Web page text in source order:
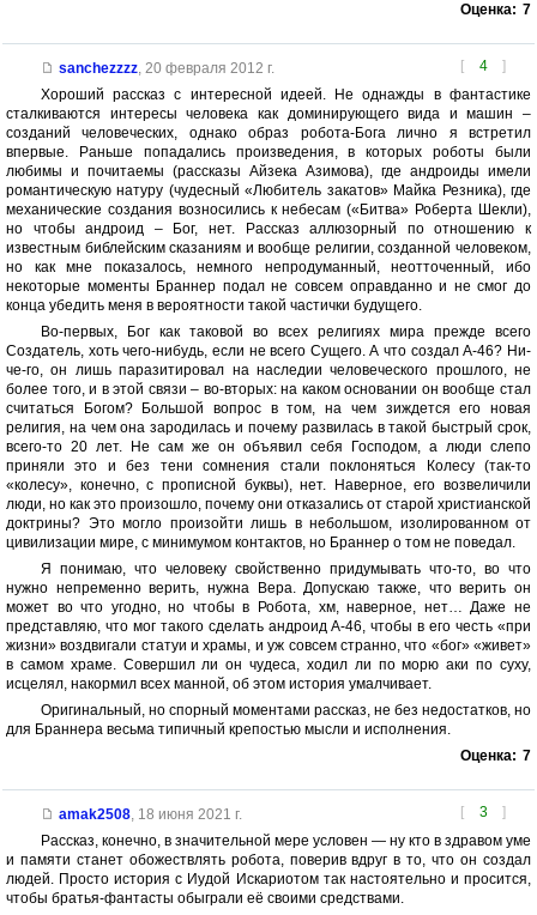
Оценка: 7
[ 4 ]
sanchezzzz, 20 февраля 2012 г.
Хороший рассказ с интересной идеей. Не однажды в фантастике
сталкиваются интересы человека как доминирующего вида и машин –
созданий человеческих, однако образ робота-Бога лично я встретил
впервые. Раньше попадались произведения, в которых роботы были
любимы и почитаемы (рассказы Айзека Азимова), где андроиды имели
романтическую натуру (чудесный «Любитель закатов» Майка Резника), где
механические создания возносились к небесам («Битва» Роберта Шекли),
но чтобы андроид – Бог, нет. Рассказ аллюзорный по отношению к
известным библейским сказаниям и вообще религии, созданной человеком,
но как мне показалось, немного непродуманный, неотточенный, ибо
некоторые моменты Браннер подал не совсем оправданно и не смог до
конца убедить меня в вероятности такой частички будущего.
Во-первых, Бог как таковой во всех религиях мира прежде всего
Создатель, хоть чего-нибудь, если не всего Сущего. А что создал А-46? Ни-
че-го, он лишь паразитировал на наследии человеческого прошлого, не
более того, и в этой связи – во-вторых: на каком основании он вообще стал
считаться Богом? Большой вопрос в том, на чем зиждется его новая
религия, на чем она зародилась и почему развилась в такой быстрый срок,
всего-то 20 лет. Не сам же он объявил себя Господом, а люди слепо
приняли это и без тени сомнения стали поклоняться Колесу (так-то
«колесу», конечно, с прописной буквы), нет. Наверное, его возвеличили
люди, но как это произошло, почему они отказались от старой христианской
доктрины? Это могло произойти лишь в небольшом, изолированном от
цивилизации мире, с минимумом контактов, но Браннер о том не поведал.
Я понимаю, что человеку свойственно придумывать что-то, во что
нужно непременно верить, нужна Вера. Допускаю также, что верить он
может во что угодно, но чтобы в Робота, хм, наверное, нет… Даже не
представляю, что мог такого сделать андроид А-46, чтобы в его честь «при
жизни» воздвигали статуи и храмы, и уж совсем странно, что «бог» «живет»
в самом храме. Совершил ли он чудеса, ходил ли по морю аки по суху,
исцелял, накормил всех манной, об этом история умалчивает.
Оригинальный, но спорный моментами рассказ, не без недостатков, но
для Браннера весьма типичный крепостью мысли и исполнения.
Оценка: 7
[ 3 ]
amak2508, 18 июня 2021 г.
Рассказ, конечно, в значительной мере условен — ну кто в здравом уме
и памяти станет обожествлять робота, поверив вдруг в то, что он создал
людей. Просто история с Иудой Искариотом так настоятельно и просится,
чтобы братья-фантасты обыграли её своими средствами.